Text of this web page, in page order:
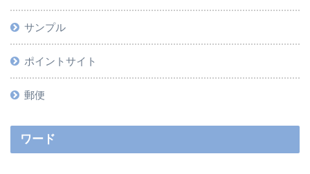
サンプル
ポイントサイト
郵便
ワード